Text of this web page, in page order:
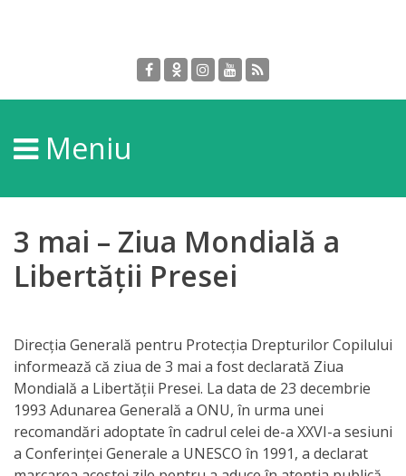
DGPDC
Informații
despre
DGPDC
Subdiviziuni/Servicii
Strategia
Orarul
audienței
Meniu
3 mai – Ziua Mondială a
Libertăţii Presei
Direcția Generală pentru Protecția Drepturilor Copilului
informează că ziua de 3 mai a fost declarată Ziua
Mondială a Libertăţii Presei. La data de 23 decembrie
1993 Adunarea Generală a ONU, în urma unei
recomandări adoptate în cadrul celei de-a XXVI-a sesiuni
a Conferinţei Generale a UNESCO în 1991, a declarat